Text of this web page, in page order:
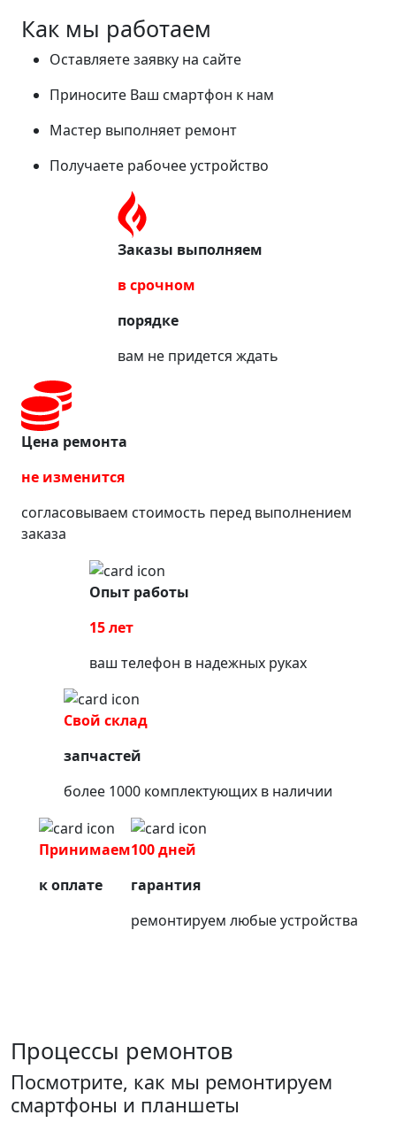
Как мы работаем
Оставляете заявку на сайте
Приносите Ваш смартфон к нам
Мастер выполняет ремонт
Получаете рабочее устройство
Заказы выполняем
в срочном
порядке
вам не придется ждать
Цена ремонта
не изменится
согласовываем стоимость перед выполнением
заказа
Опыт работы
15 лет
ваш телефон в надежных руках
Свой склад
запчастей
более 1000 комплектующих в наличии
Принимаем
к оплате
100 дней
гарантия
ремонтируем любые устройства
Процессы ремонтов
Посмотрите, как мы ремонтируем
смартфоны и планшеты